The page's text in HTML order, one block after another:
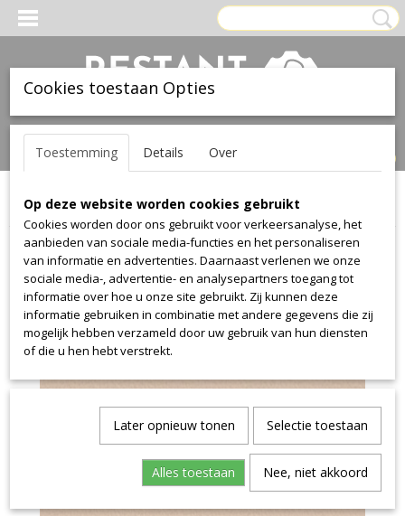
Inloggen Registreren
(0)
Home >Leer>Ohmann>misto>misto 3399
Cookies toestaan Opties
Toestemming Details Over
Op deze website worden cookies gebruikt
Cookies worden door ons gebruikt voor verkeersanalyse, het
aanbieden van sociale media-functies en het personaliseren
van informatie en advertenties. Daarnaast verlenen we onze
sociale media-, advertentie- en analysepartners toegang tot
informatie over hoe u onze site gebruikt. Zij kunnen deze
informatie gebruiken in combinatie met andere gegevens die zij
mogelijk hebben verzameld door uw gebruik van hun diensten
of die u hen hebt verstrekt.
Later opnieuw tonen Selectie toestaan
Alles toestaan Nee, niet akkoord